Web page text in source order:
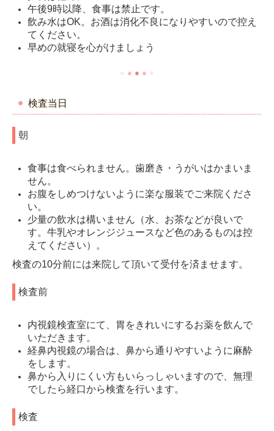
午後9時以降、食事は禁止です。
飲み水はOK。お酒は消化不良になりやすいので控え
てください。
早めの就寝を心がけましょう
● ● ● ● ●
検査当日
朝
食事は食べられません。歯磨き・うがいはかまいま
せん。
お腹をしめつけないように楽な服装でご来院くださ
い。
少量の飲水は構いません（水、お茶などが良いで
す。牛乳やオレンジジュースなど色のあるものは控
えてください）。
検査の10分前には来院して頂いて受付を済ませます。
検査前
内視鏡検査室にて、胃をきれいにするお薬を飲んで
いただきます。
経鼻内視鏡の場合は、鼻から通りやすいように麻酔
をします。
鼻から入りにくい方もいらっしゃいますので、無理
でしたら経口から検査を行います。
検査